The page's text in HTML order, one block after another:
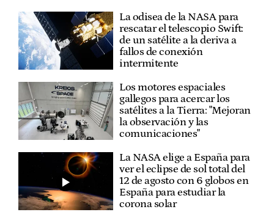
La odisea de la NASA para
rescatar el telescopio Swift:
de un satélite a la deriva a
fallos de conexión
intermitente
Los motores espaciales
gallegos para acercar los
satélites a la Tierra: "Mejoran
la observación y las
comunicaciones"
La NASA elige a España para
ver el eclipse de sol total del
12 de agosto con 6 globos en
España para estudiar la
corona solar